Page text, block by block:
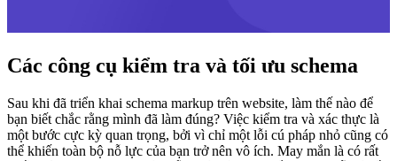
Các công cụ kiểm tra và tối ưu schema
Sau khi đã triển khai schema markup trên website, làm thế nào để
bạn biết chắc rằng mình đã làm đúng? Việc kiểm tra và xác thực là
một bước cực kỳ quan trọng, bởi vì chỉ một lỗi cú pháp nhỏ cũng có
thể khiến toàn bộ nỗ lực của bạn trở nên vô ích. May mắn là có rất